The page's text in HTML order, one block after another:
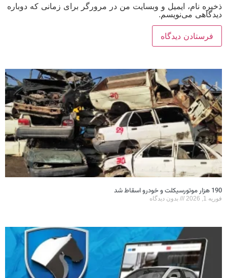
ذخیره نام، ایمیل و وبسایت من در مرورگر برای زمانی که دوباره
دیدگاهی می‌نویسم.
190 هزار موتورسیکلت و خودرو اسقاط شد
فوریه 1, 2026 بدون دیدگاه